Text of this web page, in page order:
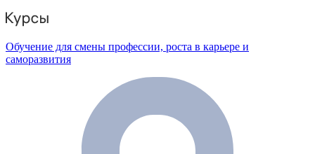
Обучение для смены профессии, роста в карьере и
саморазвития